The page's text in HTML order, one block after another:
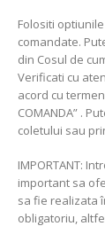
Folositi
comandate.
din Cosul de
Verificati cu
acord cu
COMANDA” .
coletului sau
IMPORTANT:
important sa
sa fie realizata
obligatoriu,